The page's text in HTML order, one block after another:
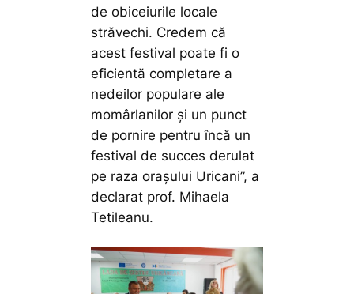
de obiceiurile locale
străvechi. Credem că
acest festival poate fi o
eficientă completare a
nedeilor populare ale
momârlanilor și un punct
de pornire pentru încă un
festival de succes derulat
pe raza orașului Uricani”, a
declarat prof. Mihaela
Tetileanu.